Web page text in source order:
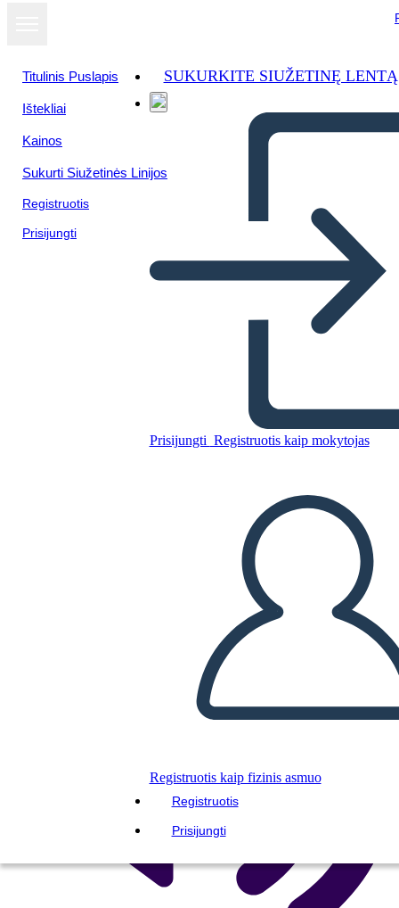
Titulinis Puslapis
Ištekliai
Kainos
Sukurti Siužetinės Linijos
Registruotis
Prisijungti
SUKURKITE SIUŽETINĘ LENTĄ
Prisijungti Registruotis kaip mokytojas
Registruotis kaip fizinis asmuo
Registruotis
Prisijungti
PALEISTI SKAIDRIŲ DEMONSTRACIJĄ
SKAITYK MAN